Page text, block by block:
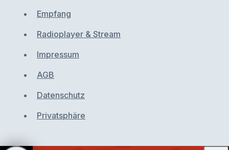
Empfang
Radioplayer & Stream
Impressum
AGB
Datenschutz
Privatsphäre